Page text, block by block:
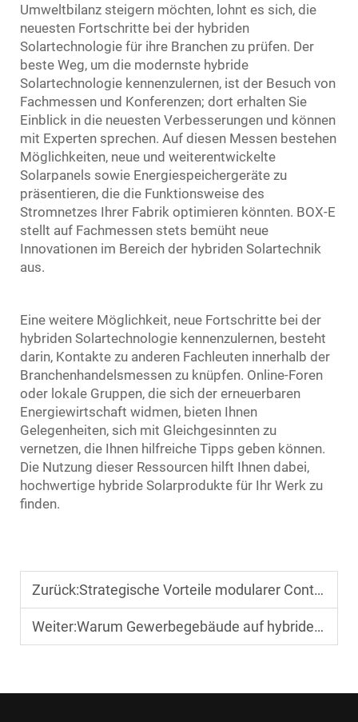
Umweltbilanz steigern möchten, lohnt es sich, die
neuesten Fortschritte bei der hybriden
Solartechnologie für ihre Branchen zu prüfen. Der
beste Weg, um die modernste hybride
Solartechnologie kennenzulernen, ist der Besuch von
Fachmessen und Konferenzen; dort erhalten Sie
Einblick in die neuesten Verbesserungen und können
mit Experten sprechen. Auf diesen Messen bestehen
Möglichkeiten, neue und weiterentwickelte
Solarpanels sowie Energiespeichergeräte zu
präsentieren, die die Funktionsweise des
Stromnetzes Ihrer Fabrik optimieren könnten. BOX-E
stellt auf Fachmessen stets bemüht neue
Innovationen im Bereich der hybriden Solartechnik
aus.
Eine weitere Möglichkeit, neue Fortschritte bei der
hybriden Solartechnologie kennenzulernen, besteht
darin, Kontakte zu anderen Fachleuten innerhalb der
Branchenhandelsmessen zu knüpfen. Online-Foren
oder lokale Gruppen, die sich der erneuerbaren
Energiewirtschaft widmen, bieten Ihnen
Gelegenheiten, sich mit Gleichgesinnten zu
vernetzen, die Ihnen hilfreiche Tipps geben können.
Die Nutzung dieser Ressourcen hilft Ihnen dabei,
hochwertige hybride Solarprodukte für Ihr Werk zu
finden.
Zurück:Strategische Vorteile modularer Containerhäuser in städtischen Projekten
Weiter:Warum Gewerbegebäude auf hybride Solarenergie umsteigen